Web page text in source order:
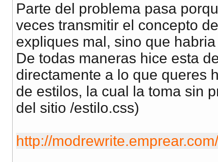
Parte del problema pasa
veces transmitir el concepto
expliques mal, sino que
De todas maneras hice esta
directamente a lo que queres
de estilos, la cual la toma sin
del sitio /estilo.css)
http://modrewrite.emprear.com/